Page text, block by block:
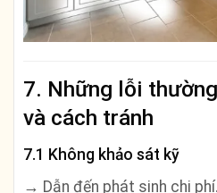
7. Những lỗi
và cách tránh
7.1 Không khảo sát kỹ
→ Dẫn đến phát sinh chi phí.